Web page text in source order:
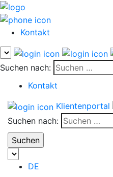
Kontakt
Suchen nach:
Kontakt
Klientenportal
Suchen nach:
DE